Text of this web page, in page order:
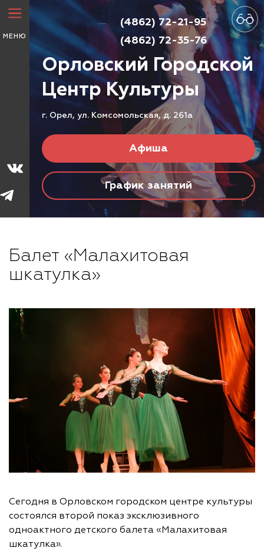
МЕНЮ
Орловский Городской
ЦентрКультуры
г. Орел, ул. Комсомольская, д. 261а
Афиша
График занятий
(4862) 72-21-95
(4862) 72-35-76
Балет «Малахитовая
шкатулка»
Сегодня в Орловском городском центре культуры
состоялся второй показ эксклюзивного
одноактного детского балета «Малахитовая
шкатулка».